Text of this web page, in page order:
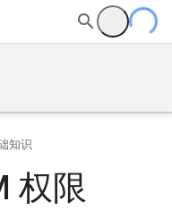
知识
权限